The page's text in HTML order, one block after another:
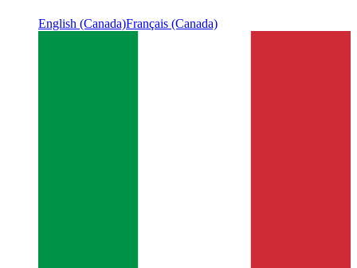
English (Canada)Français (Canada)